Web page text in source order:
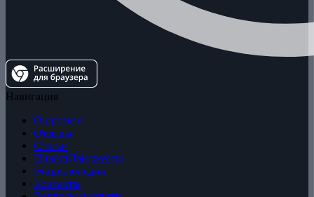
Навигация
О проекте
Отзывы
Статьи
ИнвестДайджесты
Энциклопедия
Контакты